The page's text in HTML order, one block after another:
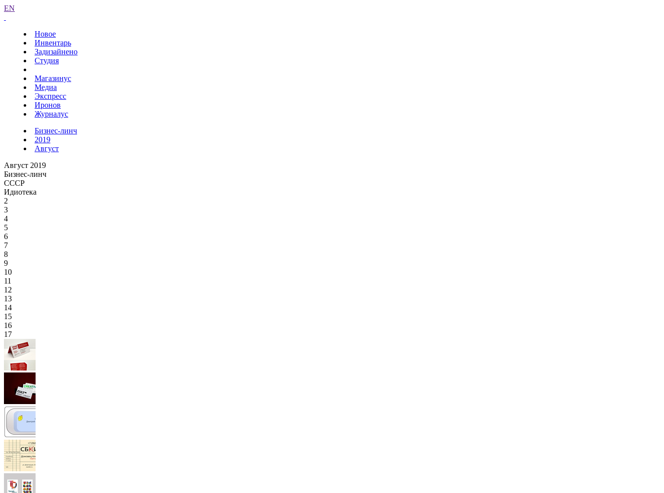
EN
Новое
Инвентарь
Задизайнено
Студия
Магазинус
Медиа
Экспресс
Иронов
Журналус
Бизнес-линч
2019
Август
Август 2019
Бизнес-линч
СССР
Идиотека
2
3
4
5
6
7
8
9
10
11
12
13
14
15
16
17